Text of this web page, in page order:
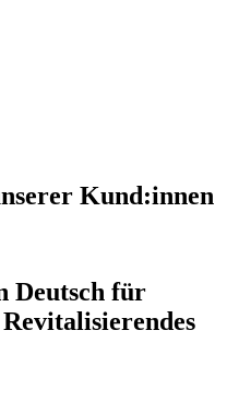
Kund:innen
Deutsch für